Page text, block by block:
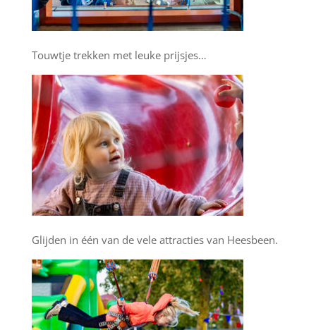
Touwtje trekken met leuke prijsjes…
Glijden in één van de vele attracties van Heesbeen.